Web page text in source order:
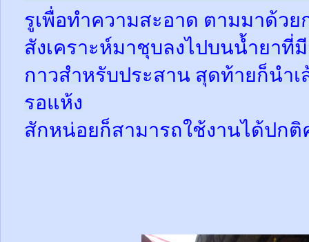
รูเพื่อทำความสะอาด ตามมาด้วย
สังเคราะห์มาชุบลงไปบนน้ำยาที่
กาวสำหรับประสาน สุดท้ายก็นำเ
รอแห้ง
สักหน่อยก็สามารถใช้งานได้ปกติ